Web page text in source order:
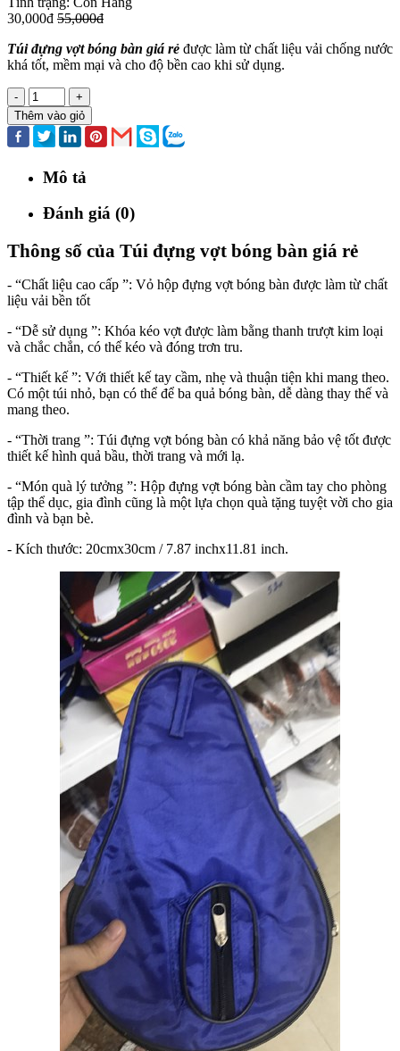
30,000đ 55,000đ
Túi đựng vợt bóng bàn giá rẻ được làm từ chất liệu vải chống nước
khá tốt, mềm mại và cho độ bền cao khi sử dụng.
-
+
Thêm vào giỏ
Mô tả
Đánh giá (0)
Thông số của Túi đựng vợt bóng bàn giá rẻ
- “Chất liệu cao cấp ”: Vỏ hộp đựng vợt bóng bàn được làm từ chất
liệu vải bền tốt
- “Dễ sử dụng ”: Khóa kéo vợt được làm bằng thanh trượt kim loại
và chắc chắn, có thể kéo và đóng trơn tru.
- “Thiết kế ”: Với thiết kế tay cầm, nhẹ và thuận tiện khi mang theo.
Có một túi nhỏ, bạn có thể để ba quả bóng bàn, dễ dàng thay thế và
mang theo.
- “Thời trang ”: Túi đựng vợt bóng bàn có khả năng bảo vệ tốt được
thiết kế hình quả bầu, thời trang và mới lạ.
- “Món quà lý tưởng ”: Hộp đựng vợt bóng bàn cầm tay cho phòng
tập thể dục, gia đình cũng là một lựa chọn quà tặng tuyệt vời cho gia
đình và bạn bè.
- Kích thước: 20cmx30cm / 7.87 inchx11.81 inch.